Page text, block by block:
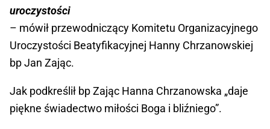
uroczystości
– mówił przewodniczący Komitetu Organizacyjnego
Uroczystości Beatyfikacyjnej Hanny Chrzanowskiej
bp Jan Zając.
Jak podkreślił bp Zając Hanna Chrzanowska „daje
piękne świadectwo miłości Boga i bliźniego”.